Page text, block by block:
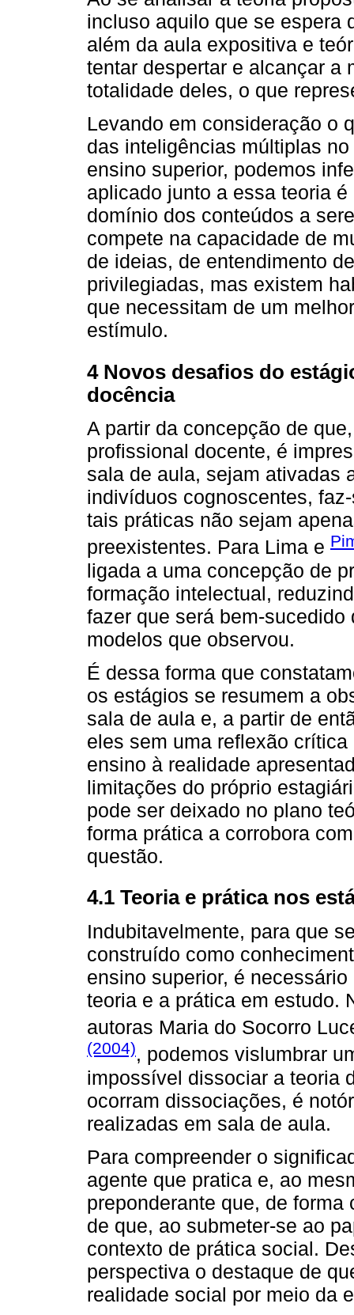
incluso aquilo que se espera
além da aula expositiva e
tentar despertar e alcançar a
totalidade deles, o que
Levando em consideração o
das inteligências múltiplas
ensino superior, podemos
aplicado junto a essa teoria
domínio dos conteúdos a
compete na capacidade de
de ideias, de entendimento
privilegiadas, mas existem
que necessitam de um
estímulo.
4 Novos desafios do
docência
A partir da concepção de
profissional docente, é
sala de aula, sejam ativadas
indivíduos cognoscentes,
tais práticas não sejam
preexistentes. Para Lima e
ligada a uma concepção de
formação intelectual,
fazer que será bem-
modelos que observou.
É dessa forma que
os estágios se resumem a
sala de aula e, a partir de
eles sem uma reflexão
ensino à realidade
limitações do próprio
pode ser deixado no plano
forma prática a corrobora
questão.
4.1 Teoria e prática nos
Indubitavelmente, para que
construído como
ensino superior, é
teoria e a prática em estudo.
autoras Maria do Socorro
(2004), podemos vislumbrar
impossível dissociar a teoria
ocorram dissociações, é
realizadas em sala de aula.
Para compreender o
agente que pratica e, ao
preponderante que, de
de que, ao submeter-se ao
contexto de prática social.
perspectiva o destaque de
realidade social por meio da